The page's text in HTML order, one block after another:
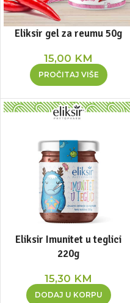
Eliksir gel za reumu 50g
15,00 KM
PROČITAJ VIŠE
Eliksir Imunitet u teglici
220g
15,30 KM
DODAJ U KORPU